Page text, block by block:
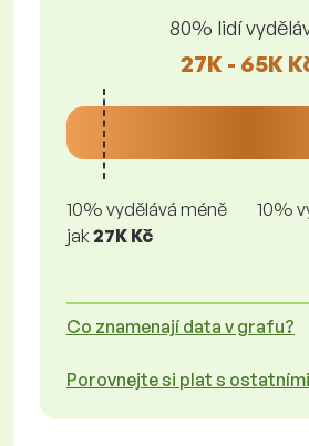
80% lidí
27K - 65K
10% vydělává méně
jak27K Kč
10%
Co znamenají data v grafu?
Porovnejte si plat s ostatními